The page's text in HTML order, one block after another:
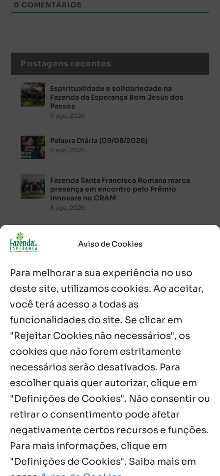
Aviso de Cookies
Para melhorar a sua experiência no uso
deste site, utilizamos cookies. Ao aceitar,
você terá acesso a todas as
funcionalidades do site. Se clicar em
"Rejeitar Cookies não necessários", os
cookies que não forem estritamente
necessários serão desativados. Para
escolher quais quer autorizar, clique em
"Definições de Cookies". Não consentir ou
retirar o consentimento pode afetar
negativamente certos recursos e funções.
Para mais informações, clique em
"Definições de Cookies". Saiba mais em
0 COMENTÁRIOS
Postagens recentes
Espiritualidade e solidariedade na
Fazenda da Esperança Bom Jesus dos
Passos
9 ago, 2026
Palavra Diária (09/08/2026)
9 ago, 2026
Fazenda Santa Francisca Romana marca
presença em encontro pelo Prêmio
Innovare no CRAM
8 ago, 2026
8 ago, 2026
Acolhidos e voluntários participam do
Sopão da Comunidade Mata Redonda
7 ago, 2026
Es de Chapala celebram perseverança e
missão em encontro
7 ago, 2026
Notícias por Categoria